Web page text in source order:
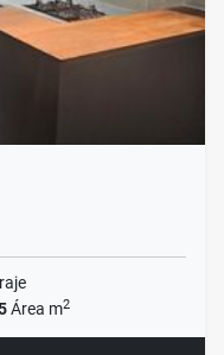
Área m2